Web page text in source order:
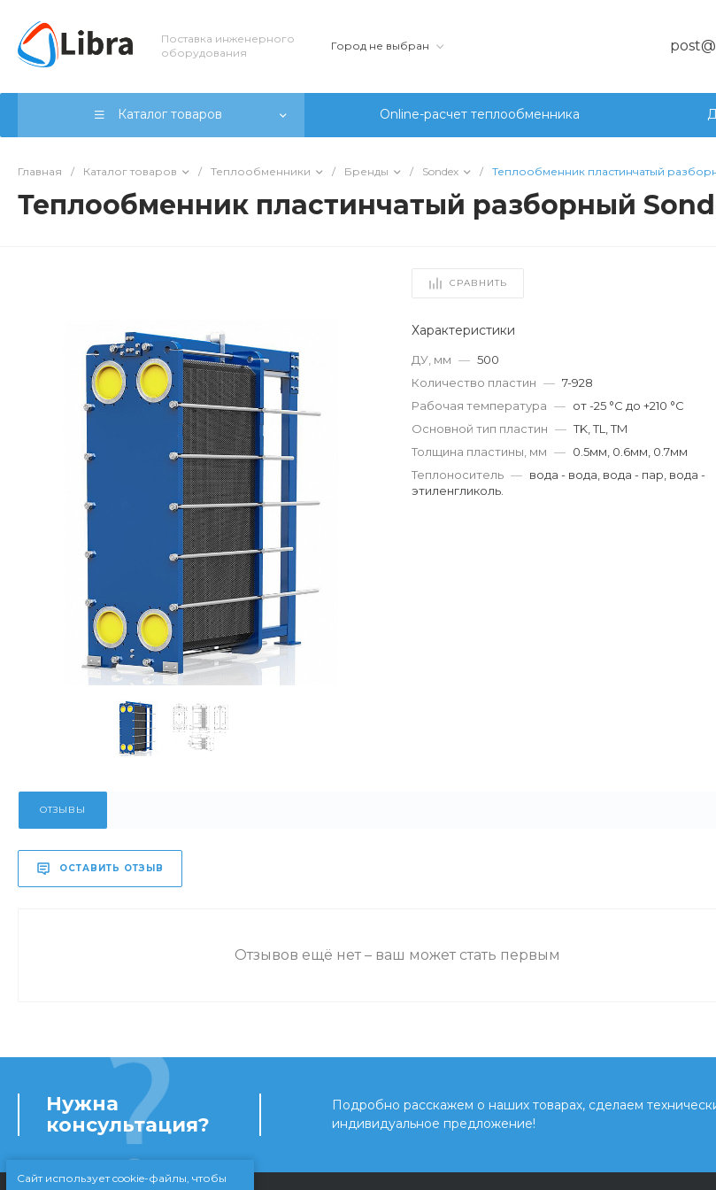
Сайт использует cookie-файлы, чтобы
Поставка инженерного
оборудования
Город не выбран
Каталог товаров Online-расчет теплообменника
Главная / Каталог товаров / Теплообменники / Бренды / Sondex / Теплообменник пластинчатый
Теплообменник пластинчатый разборный
СРАВНИТЬ
Характеристики
ДУ, мм — 500
Количество пластин — 7-928
Рабочая температура — от -25 °С до +210 °С
Основной тип пластин — TK, TL, TM
Толщина пластины, мм — 0.5мм, 0.6мм, 0.7мм
Теплоноситель — вода - вода, вода - пар, вода -
этиленгликоль.
ОТЗЫВЫ
ОСТАВИТЬ ОТЗЫВ
Отзывов ещё нет – ваш может стать первым
Нужна
консультация?
Подробно расскажем о наших товарах, сделаем
индивидуальное предложение!